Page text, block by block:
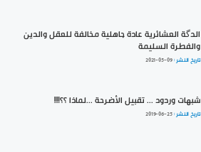
الدگة العشائرية عادة جاهلية مخالفة للعقل والدين
والفطرة السليمة
تاريخ النشر :2021-05-09
شبهات وردود ... تقبيل الأضرحة ...لماذا ؟؟!!!!
تاريخ النشر :2019-06-25